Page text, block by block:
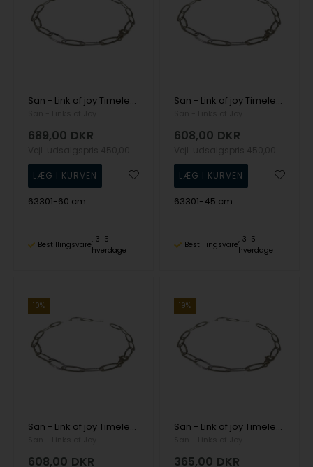
San - Link of joy Timeless 925 Sterling Sølv kæde rillet, model 63301
689,00 DKR
63301-60 cm
Bestillingsvare
3-5
hverdage
San - Link of joy Timeless 925 Sterling Sølv kæde rillet, model 63301
608,00 DKR
63301-45 cm
Bestillingsvare
3-5
hverdage
10%
San - Link of joy Timeless 925 Sterling Sølv kæde rillet, model 63301
608,00 DKR
19%
San - Link of joy Timeless 925 Sterling Sølv kæde rillet, model 63301
365,00 DKR